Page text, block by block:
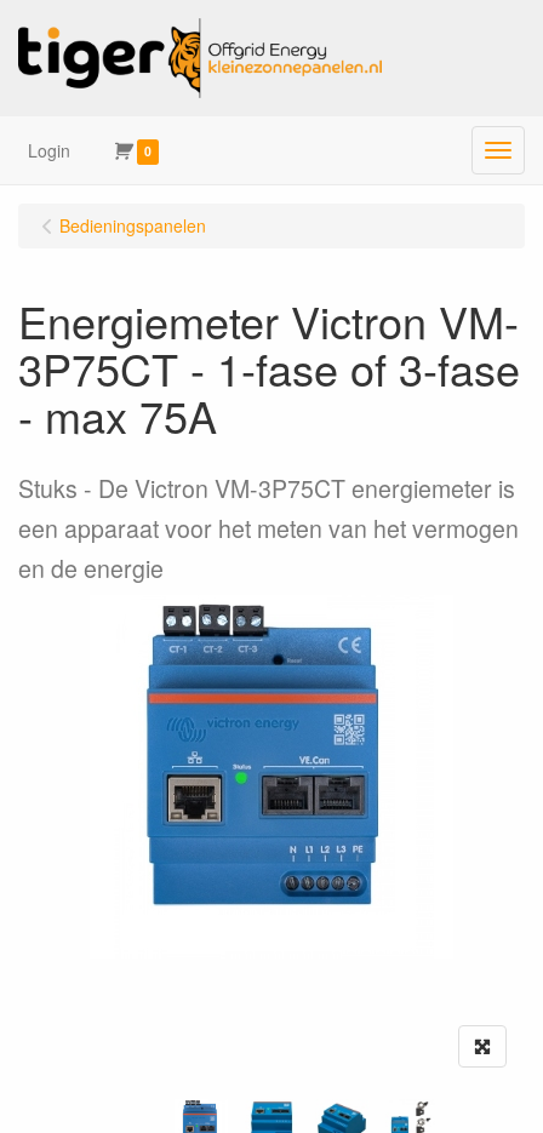
Login 0 Menu
Bedieningspanelen
Energiemeter Victron VM-
3P75CT - 1-fase of 3-fase
- max 75A
Stuks
De Victron VM-3P75CT energiemeter is
een apparaat voor het meten van het vermogen
en de energie